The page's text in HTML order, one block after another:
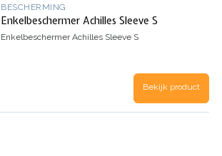
BESCHERMING
Enkelbeschermer Achilles Sleeve S
Enkelbeschermer Achilles Sleeve S
Bekijk product